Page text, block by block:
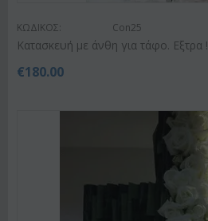
ΚΩΔΙΚΟΣ: Con25
Κατασκευή με άνθη για τάφο. Εξτρα !
€180.00